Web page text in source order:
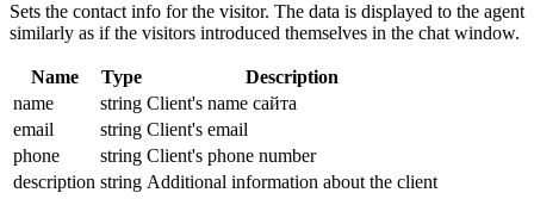
Sets the contact info for the visitor. The data is displayed to the agent
similarly as if the visitors introduced themselves in the chat window.
Name Type
Description
name
string Client's name сайта
email
string Client's email
phone
string Client's phone number
description string Additional information about the client